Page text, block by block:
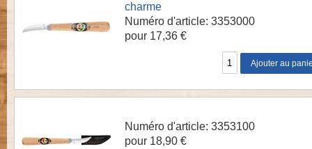
charme
Numéro d'article: 3353000
pour 17,36 €
Numéro d'article: 3353100
pour 18,90 €